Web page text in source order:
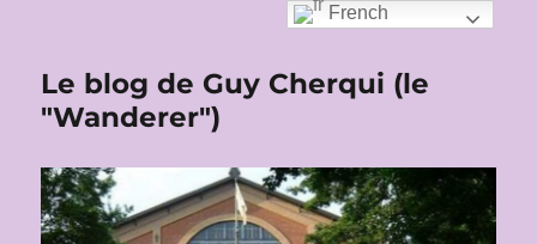
Le blog de Guy Cherqui (le
"Wanderer")
French